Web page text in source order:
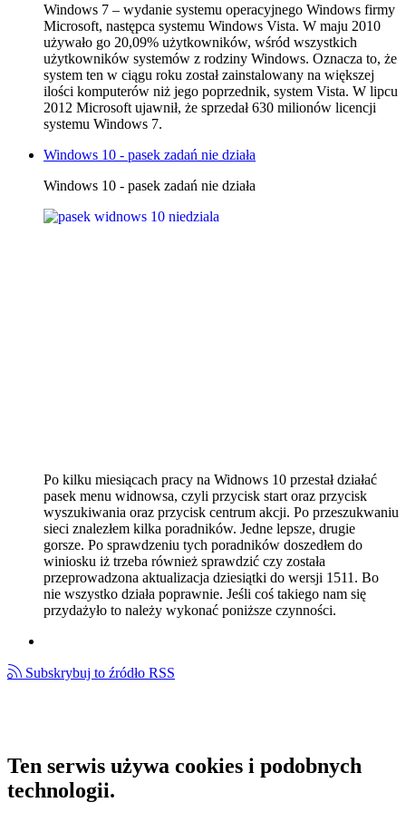
Windows 7 – wydanie systemu operacyjnego Windows firmy
Microsoft, następca systemu Windows Vista. W maju 2010
używało go 20,09% użytkowników, wśród wszystkich
użytkowników systemów z rodziny Windows. Oznacza to, że
system ten w ciągu roku został zainstalowany na większej
ilości komputerów niż jego poprzednik, system Vista. W lipcu
2012 Microsoft ujawnił, że sprzedał 630 milionów licencji
systemu Windows 7.
Windows 10 - pasek zadań nie działa
Windows 10 - pasek zadań nie działa
Po kilku miesiącach pracy na Widnows 10 przestał działać
pasek menu widnowsa, czyli przycisk start oraz przycisk
wyszukiwania oraz przycisk centrum akcji. Po przeszukwaniu
sieci znalezłem kilka poradników. Jedne lepsze, drugie
gorsze. Po sprawdzeniu tych poradników doszedłem do
winiosku iż trzeba również sprawdzić czy została
przeprowadzona aktualizacja dziesiątki do wersji 1511. Bo
nie wszystko działa poprawnie. Jeśli coś takiego nam się
przydażyło to należy wykonać poniższe czynności.
Subskrybuj to źródło RSS
Ten serwis używa cookies i podobnych
technologii.